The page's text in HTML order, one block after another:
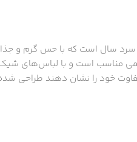
سال است که با حس گرم و
مناسب است و با لباس‌های
خود را نشان دهند طراحی